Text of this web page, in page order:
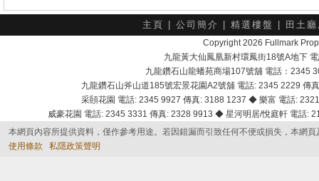
主頁 公司簡介 精選樓盤 田土
Copyright 2026 Fullmark
九龍黃大仙鳳凰新村環鳳街18號A地下
九龍鑽石山龍蟠苑商場107號舖 電話：2345
九龍鑽石山斧山道185號宏景花園A2號舖 電話: 2345 2229
采頣花園 電話: 2345 9927 傳真: 3188 1237 ◆ 樂富 電話:
威豪花園 電話: 2345 3331 傳真: 2328 9913 ◆ 星河明居/悅庭軒 電話
本網頁內容所提供資料，僅作參考用途。若因錯漏而引致任何不便或損失，本網
使用條款
私隱政策聲明